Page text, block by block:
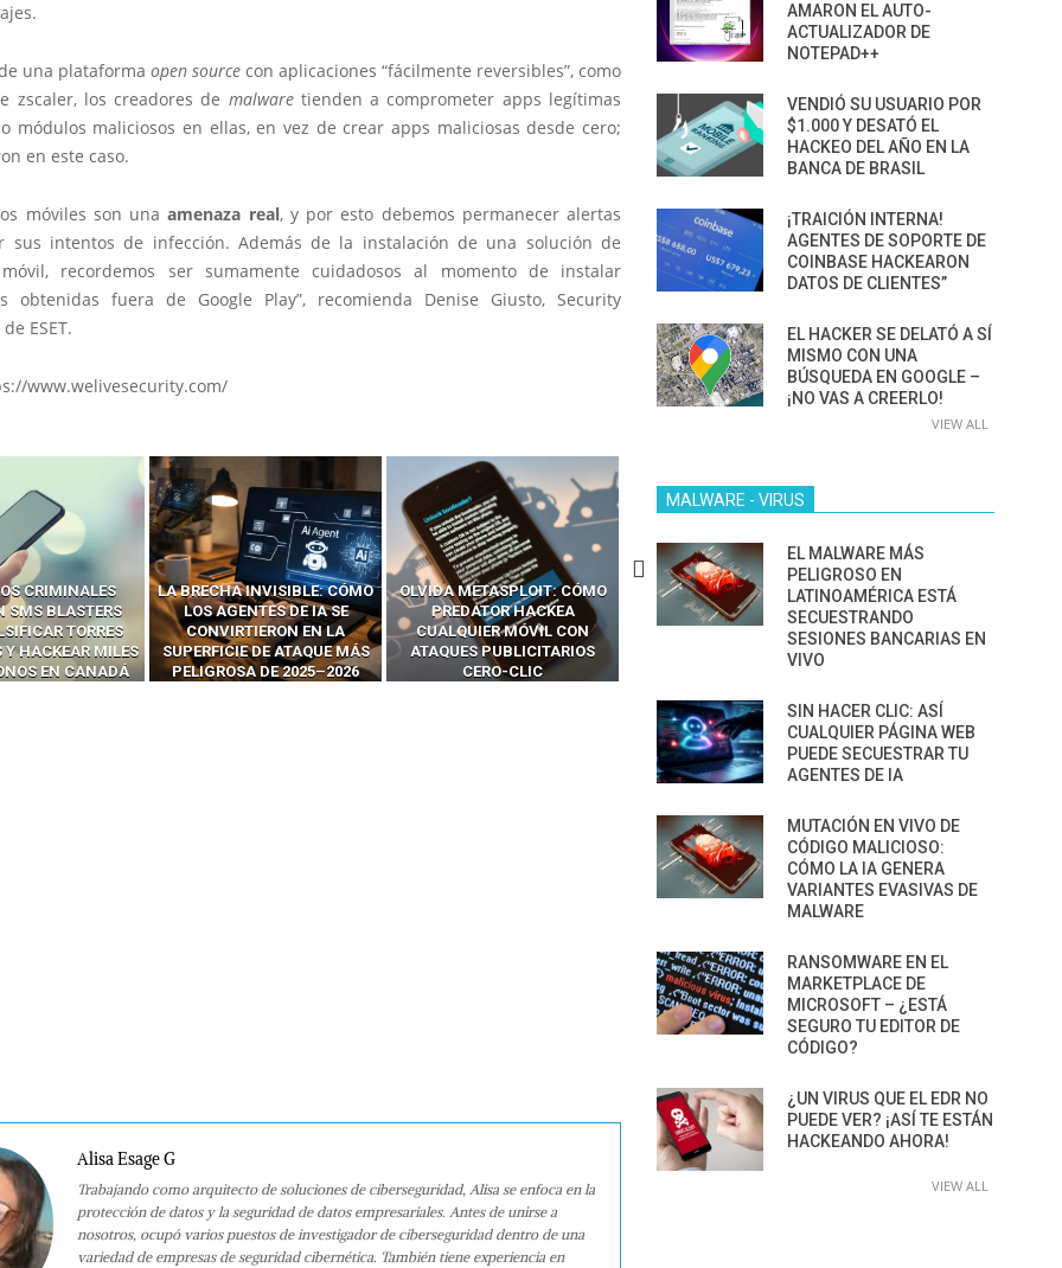
una plataforma open source con aplicaciones “fácilmente reversibles”, como
zscaler, los creadores de malwaretienden a comprometer apps legítimas
módulos maliciosos en ellas, en vez de crear apps maliciosas desde cero;
en este caso.
móviles son unaamenaza real, y por esto debemos permanecer alertas
sus intentos de infección. Además de la instalación de una solución de
recordemos ser sumamente cuidadosos al momento de instalar
obtenidas fuera de Google Play”, recomienda Denise Giusto, Security
ESET.
www.welivesecurity.com/
INVISIBLE: CÓMO
DE IA SE
EN LA
DE ATAQUE MÁS
DE 2025–2026
OLVIDA METASPLOIT: CÓMO
PREDATOR HACKEA
CUALQUIER MÓVIL CON
ATAQUES PUBLICITARIOS
CERO-CLIC
CÓMO LOS HACKERS
INTERCEPTAN OTPS Y
LLAMADAS MÓVILES SIN
‘HACKEAR’ — EL INCREÍBLE
PODER DE LOS SIM BOXES”
13 TÉCNICAS
RIDÍCULAMENTE FÁCILES
PARA HACKEAR Y EXPLOTAR
NAVEGADORES DE IA
CÓMO LOS HACKERS
MANIPULAN GITHUB
COPILOT DENTRO DE VS
Alisa Esage G
Trabajando como arquitecto de soluciones de ciberseguridad, Alisa se enfoca en la
protección de datos y la seguridad de datos empresariales. Antes de unirse a
nosotros, ocupó varios puestos de investigador de ciberseguridad dentro de una
variedad de empresas de seguridad cibernética. También tiene experiencia en
AMARON EL AUTO-
ACTUALIZADOR DE
NOTEPAD++
VENDIÓ SU USUARIO POR
$1.000 Y DESATÓ EL
HACKEO DEL AÑO EN LA
BANCA DE BRASIL
¡TRAICIÓN INTERNA!
AGENTES DE SOPORTE DE
COINBASE HACKEARON
DATOS DE CLIENTES”
EL HACKER SE DELATÓ A SÍ
MISMO CON UNA
BÚSQUEDA EN GOOGLE –
¡NO VAS A CREERLO!
VIEW ALL
MALWARE - VIRUS
EL MALWARE MÁS
PELIGROSO EN
LATINOAMÉRICA ESTÁ
SECUESTRANDO
SESIONES BANCARIAS EN
VIVO
SIN HACER CLIC: ASÍ
CUALQUIER PÁGINA WEB
PUEDE SECUESTRAR TU
AGENTES DE IA
MUTACIÓN EN VIVO DE
CÓDIGO MALICIOSO:
CÓMO LA IA GENERA
VARIANTES EVASIVAS DE
MALWARE
RANSOMWARE EN EL
MARKETPLACE DE
MICROSOFT – ¿ESTÁ
SEGURO TU EDITOR DE
CÓDIGO?
¿UN VIRUS QUE EL EDR NO
PUEDE VER? ¡ASÍ TE ESTÁN
HACKEANDO AHORA!
VIEW ALL